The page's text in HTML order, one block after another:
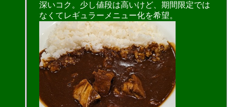
深いコク。少し値段は高いけど、期間限定では
なくてレギュラーメニュー化を希望。